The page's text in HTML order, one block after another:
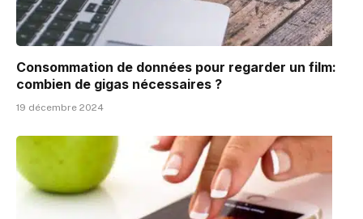
Consommation de données pour regarder un film:
combien de gigas nécessaires ?
19 décembre 2024